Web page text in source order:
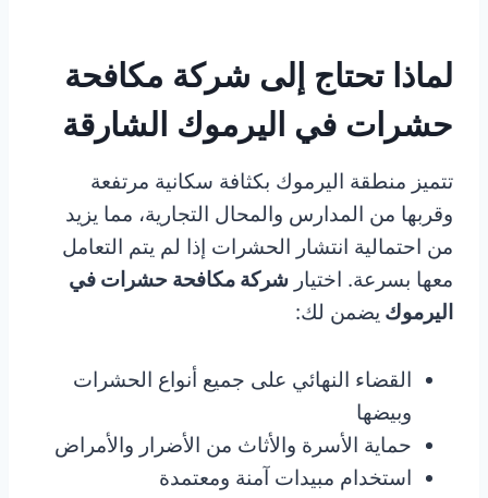
لماذا تحتاج إلى شركة مكافحة
حشرات في اليرموك الشارقة
تتميز منطقة اليرموك بكثافة سكانية مرتفعة
وقربها من المدارس والمحال التجارية، مما يزيد
من احتمالية انتشار الحشرات إذا لم يتم التعامل
معها بسرعة. اختيار شركة مكافحة حشرات في
اليرموك يضمن لك:
القضاء النهائي على جميع أنواع الحشرات
وبيضها
حماية الأسرة والأثاث من الأضرار والأمراض
استخدام مبيدات آمنة ومعتمدة